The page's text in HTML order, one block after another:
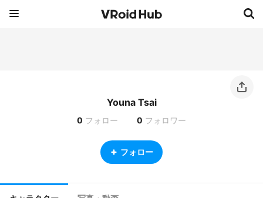
Youna Tsai
0 フォロー 0 フォロワー
フォロー